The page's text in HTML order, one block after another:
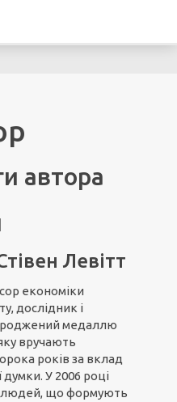
автора
Левітт
економіки
дослідник і
медаллю
вручають
років за вклад
У 2006 році
людей, що формують